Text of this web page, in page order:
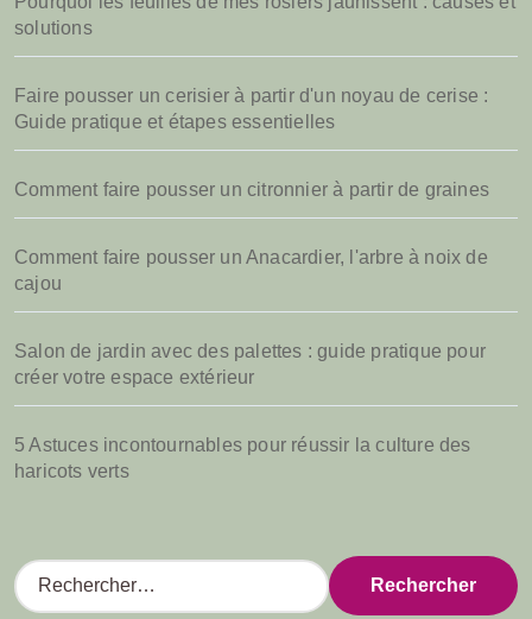
solutions
Faire pousser un cerisier à partir d'un noyau de cerise :
Guide pratique et étapes essentielles
Comment faire pousser un citronnier à partir de graines
Comment faire pousser un Anacardier, l'arbre à noix de
cajou
Salon de jardin avec des palettes : guide pratique pour
créer votre espace extérieur
5 Astuces incontournables pour réussir la culture des
haricots verts
R
e